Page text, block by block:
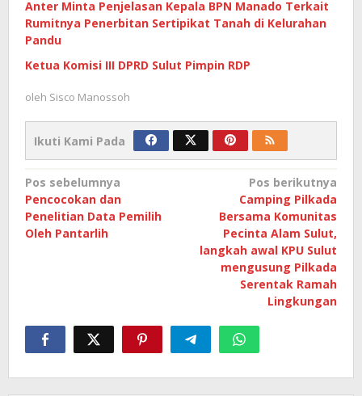
Anter Minta Penjelasan Kepala BPN Manado Terkait
Rumitnya Penerbitan Sertipikat Tanah di Kelurahan
Pandu
Ketua Komisi III DPRD Sulut Pimpin RDP
oleh Sisco Manossoh
Ikuti Kami Pada
Navigasi
pos
Pos sebelumnya
Pencocokan dan
Penelitian Data Pemilih
Oleh Pantarlih
Pos berikutnya
Camping Pilkada
Bersama Komunitas
Pecinta Alam Sulut,
langkah awal KPU Sulut
mengusung Pilkada
Serentak Ramah
Lingkungan